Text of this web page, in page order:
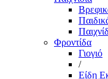
Φροντίδα
Γιογιό
/
Είδη